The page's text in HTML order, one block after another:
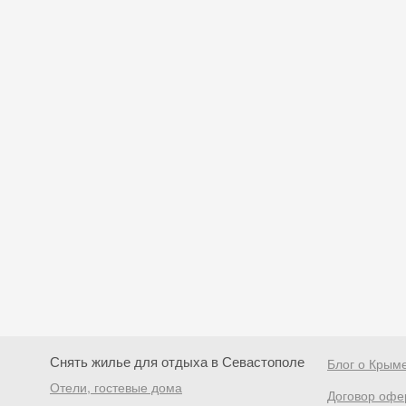
Снять жилье для отдыха в Севастополе
Отели, гостевые дома
Блог о
Договор